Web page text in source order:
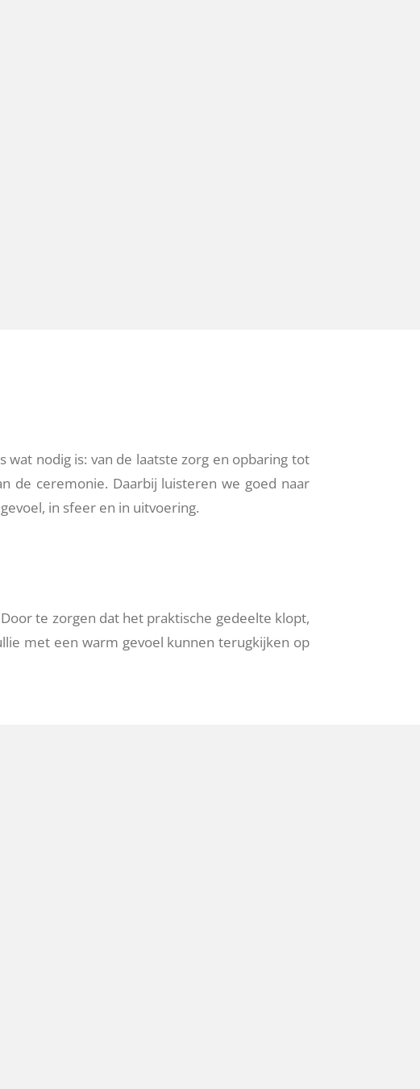
nodig is: van de laatste zorg en opbaring tot
de ceremonie. Daarbij luisteren we goed naar
in sfeer en in uitvoering.
te zorgen dat het praktische gedeelte klopt,
met een warm gevoel kunnen terugkijken op